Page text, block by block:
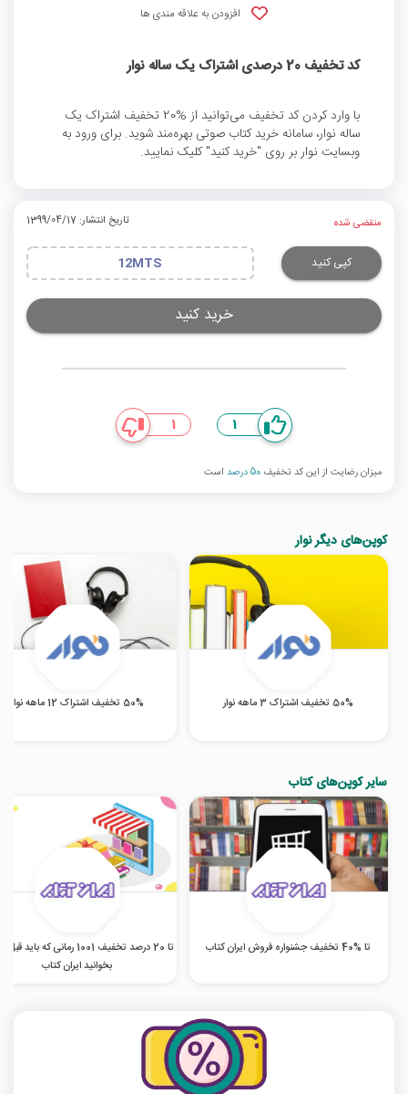
افزودن به علاقه مندی ها
کد تخفیف 20 درصدی اشتراک یک ساله نوار
با وارد کردن کد تخفیف می‌توانید از %20 تخفیف اشتراک یک
ساله نوار، سامانه خرید کتاب صوتی بهره‌مند شوید. برای ورود به
وبسایت نوار بر روی "خرید کنید" کلیک نمایید.
منقضی شده تاریخ انتشار: 1399/04/17
کپی کنید 12MTS
خرید کنید
1
1
میزان رضایت از این کد تخفیف 50 درصد است
کوپن‌های دیگر نوار
50% تخفیف اشتراک 3 ماهه نوار 50% تخفیف اشتراک 12 ماهه نوار
سایر کوپن‌های کتاب
تا %40 تخفیف جشنواره فروش ایران کتاب
تا 20 درصد تخفیف 1001 رمانی که
بخوانید ایران کتاب